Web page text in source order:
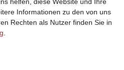
Informationen zu den von uns
Rechten als Nutzer finden Sie in